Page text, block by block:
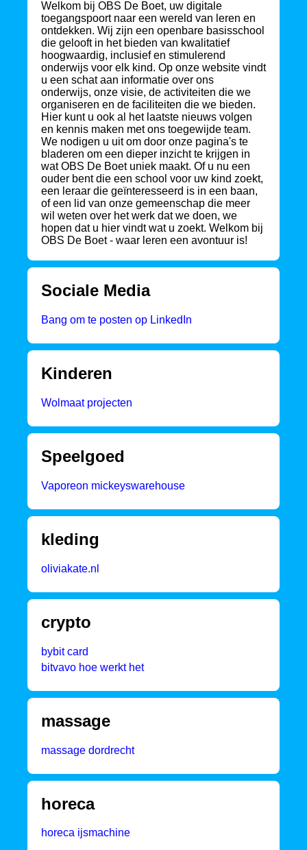
Welkom bij OBS De Boet, uw digitale
toegangspoort naar een wereld van leren en
ontdekken. Wij zijn een openbare basisschool
die gelooft in het bieden van kwalitatief
hoogwaardig, inclusief en stimulerend
onderwijs voor elk kind. Op onze website vindt
u een schat aan informatie over ons
onderwijs, onze visie, de activiteiten die we
organiseren en de faciliteiten die we bieden.
Hier kunt u ook al het laatste nieuws volgen
en kennis maken met ons toegewijde team.
We nodigen u uit om door onze pagina's te
bladeren om een dieper inzicht te krijgen in
wat OBS De Boet uniek maakt. Of u nu een
ouder bent die een school voor uw kind zoekt,
een leraar die geïnteresseerd is in een baan,
of een lid van onze gemeenschap die meer
wil weten over het werk dat we doen, we
hopen dat u hier vindt wat u zoekt. Welkom bij
OBS De Boet - waar leren een avontuur is!
Sociale Media
Bang om te posten op LinkedIn
Kinderen
Wolmaat projecten
Speelgoed
Vaporeon mickeyswarehouse
kleding
oliviakate.nl
crypto
bybit card
bitvavo hoe werkt het
massage
massage dordrecht
horeca
horeca ijsmachine